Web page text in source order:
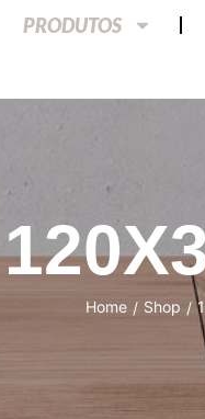
PRODUTOS
Home / Shop /